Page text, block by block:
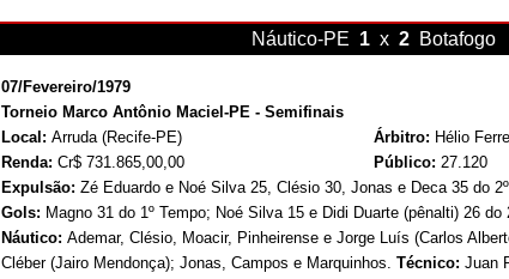
Náutico-PE 1 x 2 Botafogo
07/Fevereiro/1979
Torneio Marco Antônio Maciel-PE - Semifinais
Local: Arruda (Recife-PE) Árbitro: Hélio
Renda: Cr$ 731.865,00,00 Público: 27.120
Expulsão: Zé Eduardo e Noé Silva 25, Clésio 30, Jonas e Deca 35 do
Gols: Magno 31 do 1º Tempo; Noé Silva 15 e Didi Duarte (pênalti) 26 do
Náutico: Ademar, Clésio, Moacir, Pinheirense e Jorge Luís (Carlos
Cléber (Jairo Mendonça); Jonas, Campos e Marquinhos. Técnico: Juan